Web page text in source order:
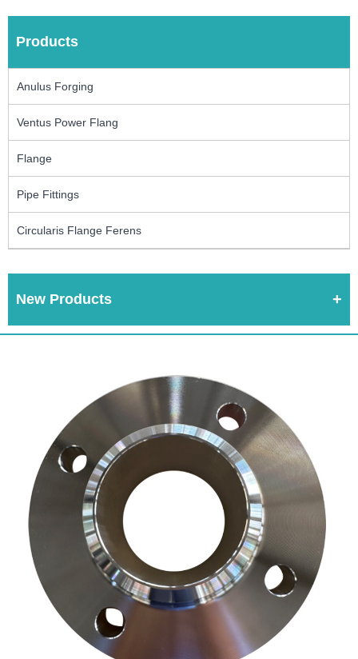
Products
Anulus Forging
Ventus Power Flang
Flange
Pipe Fittings
Circularis Flange Ferens
New Products